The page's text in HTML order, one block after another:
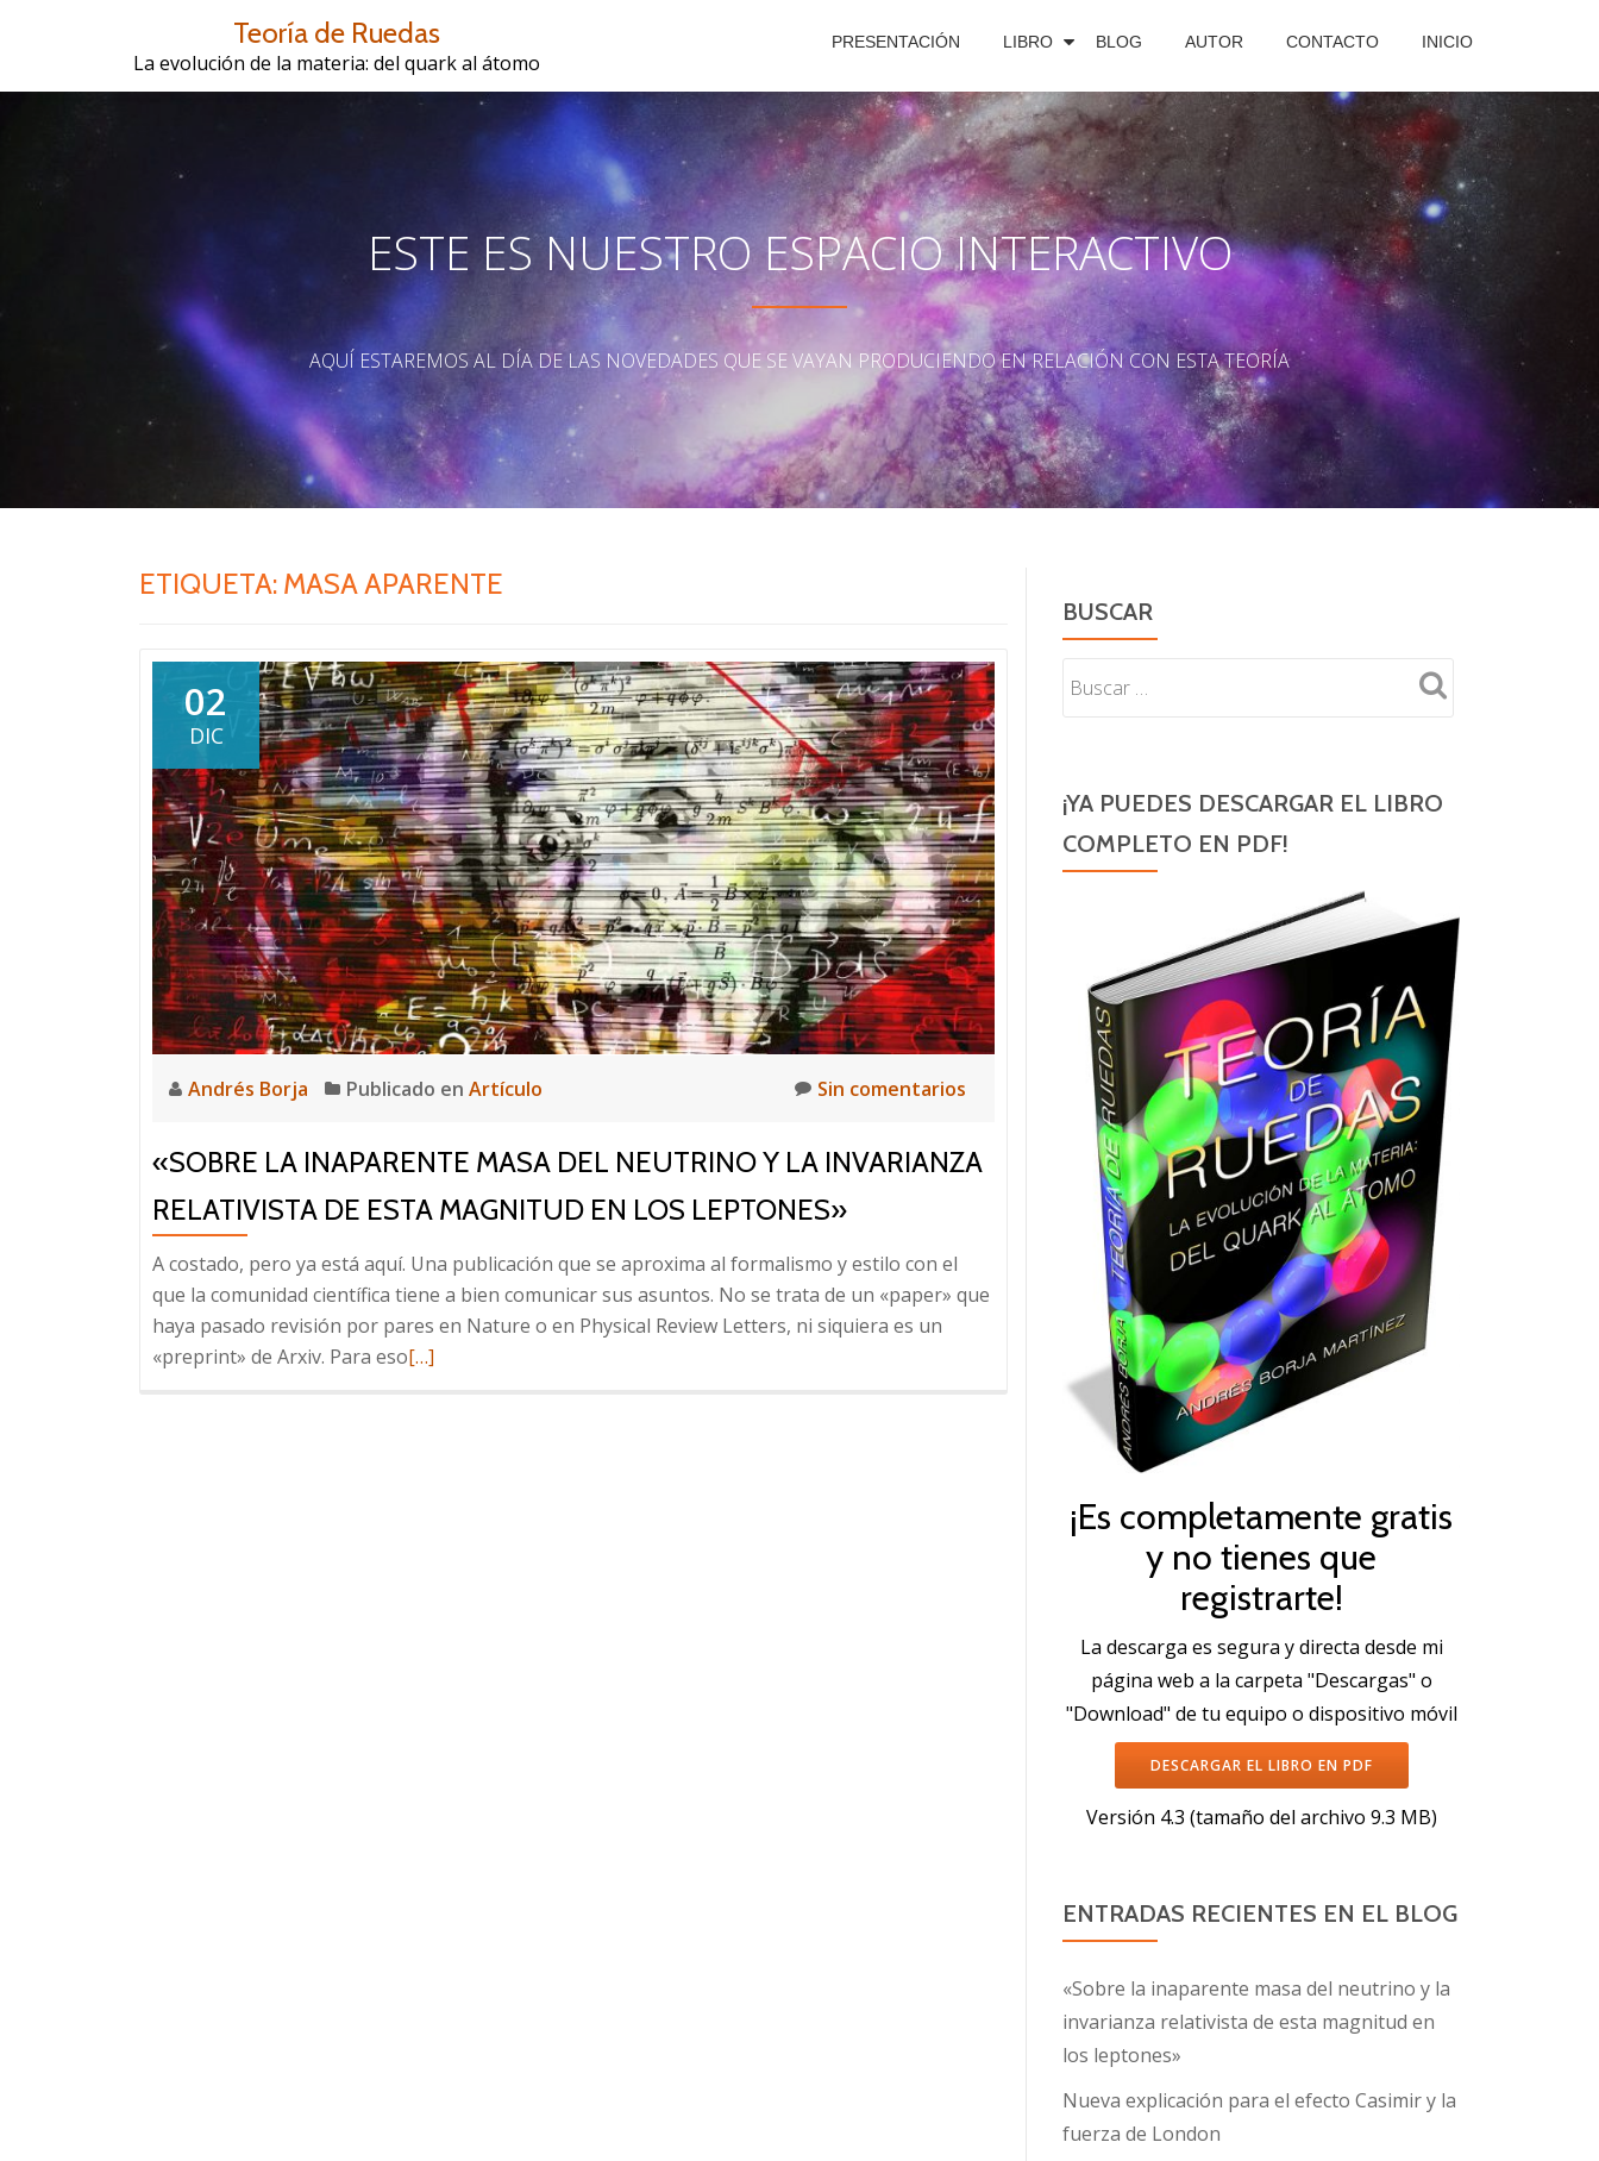
contenido
Teoría de Ruedas
La evolución de la materia: del quark al átomo
PRESENTACIÓN LIBRO BLOG AUTOR CONTACTO INICIO
ESTE ES NUESTRO ESPACIO INTERACTIVO
AQUÍ ESTAREMOS AL DÍA DE LAS NOVEDADES QUE SE VAYAN PRODUCIENDO EN RELACIÓN CON ESTA TEORÍA
ETIQUETA: MASA APARENTE
02
DIC
Andrés Borja Publicado en Artículo Sin comentarios
«SOBRE LA INAPARENTE MASA DEL NEUTRINO Y LA INVARIANZA
RELATIVISTA DE ESTA MAGNITUD EN LOS LEPTONES»
A costado, pero ya está aquí. Una publicación que se aproxima al formalismo y estilo con el
que la comunidad científica tiene a bien comunicar sus asuntos. No se trata de un «paper» que
haya pasado revisión por pares en Nature o en Physical Review Letters, ni siquiera es un
«preprint» de Arxiv. Para esoLeer
[…]
BUSCAR
¡YA PUEDES DESCARGAR EL LIBRO
COMPLETO EN PDF!
¡Es completamente gratis
y no tienes que
registrarte!
La descarga es segura y directa desde mi
página web a la carpeta "Descargas" o
"Download" de tu equipo o dispositivo móvil
DESCARGAR EL LIBRO EN PDF
Versión 4.3 (tamaño del archivo 9.3 MB)
ENTRADAS RECIENTES EN EL BLOG
«Sobre la inaparente masa del neutrino y la
invarianza relativista de esta magnitud en
los leptones»
Nueva explicación para el efecto Casimir y la
fuerza de London